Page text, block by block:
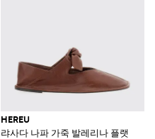
HEREU
랴사다 나파 가죽 발레리나 플랫